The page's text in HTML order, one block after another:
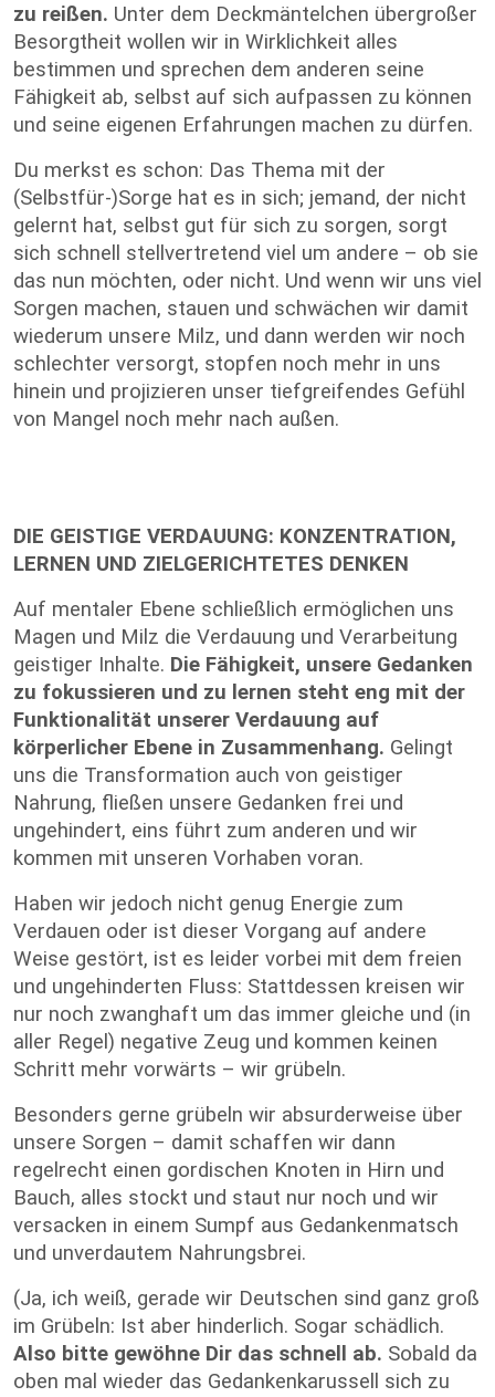
zu reißen. Unter dem Deckmäntelchen übergroßer
Besorgtheit wollen wir in Wirklichkeit alles
bestimmen und sprechen dem anderen seine
Fähigkeit ab, selbst auf sich aufpassen zu können
und seine eigenen Erfahrungen machen zu dürfen.
Du merkst es schon: Das Thema mit der
(Selbstfür-)Sorge hat es in sich; jemand, der nicht
gelernt hat, selbst gut für sich zu sorgen, sorgt
sich schnell stellvertretend viel um andere – ob sie
das nun möchten, oder nicht. Und wenn wir uns viel
Sorgen machen, stauen und schwächen wir damit
wiederum unsere Milz, und dann werden wir noch
schlechter versorgt, stopfen noch mehr in uns
hinein und projizieren unser tiefgreifendes Gefühl
von Mangel noch mehr nach außen.
DIE GEISTIGE VERDAUUNG: KONZENTRATION,
LERNEN UND ZIELGERICHTETES DENKEN
Auf mentaler Ebene schließlich ermöglichen uns
Magen und Milz die Verdauung und Verarbeitung
geistiger Inhalte. Die Fähigkeit, unsere Gedanken
zu fokussieren und zu lernen steht eng mit der
Funktionalität unserer Verdauung auf
körperlicher Ebene in Zusammenhang. Gelingt
uns die Transformation auch von geistiger
Nahrung, fließen unsere Gedanken frei und
ungehindert, eins führt zum anderen und wir
kommen mit unseren Vorhaben voran.
Haben wir jedoch nicht genug Energie zum
Verdauen oder ist dieser Vorgang auf andere
Weise gestört, ist es leider vorbei mit dem freien
und ungehinderten Fluss: Stattdessen kreisen wir
nur noch zwanghaft um das immer gleiche und (in
aller Regel) negative Zeug und kommen keinen
Schritt mehr vorwärts – wir grübeln.
Besonders gerne grübeln wir absurderweise über
unsere Sorgen – damit schaffen wir dann
regelrecht einen gordischen Knoten in Hirn und
Bauch, alles stockt und staut nur noch und wir
versacken in einem Sumpf aus Gedankenmatsch
und unverdautem Nahrungsbrei.
(Ja, ich weiß, gerade wir Deutschen sind ganz groß
im Grübeln: Ist aber hinderlich. Sogar schädlich.
Also bitte gewöhne Dir das schnell ab. Sobald da
oben mal wieder das Gedankenkarussell sich zu